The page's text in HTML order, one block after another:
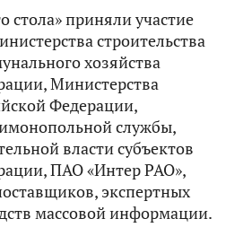
стола» приняли участие
строительства
хозяйства
Министерства
Федерации,
службы,
власти субъектов
ПАО «Интер РАО»,
экспертных
массовой информации.